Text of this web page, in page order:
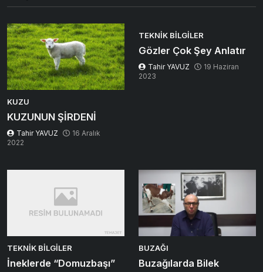
KUZU
KUZUNUN ŞİRDENİ
Tahir YAVUZ
16 Aralık
2022
TEKNIK BILGILER
Gözler Çok Şey Anlatır
Tahir YAVUZ
19 Haziran
2023
TEKNIK BILGILER
İneklerde “Domuzbaşı”
BUZAĞI
Buzağılarda Bilek